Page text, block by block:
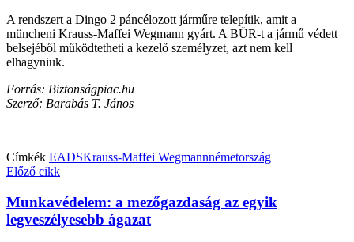
A rendszert a Dingo 2 páncélozott járműre telepítik, amit a
müncheni Krauss-Maffei Wegmann gyárt. A BÜR-t a jármű védett
belsejéből működtetheti a kezelő személyzet, azt nem kell
elhagyniuk.
Forrás: Biztonságpiac.hu
Szerző: Barabás T. János
Címkék EADSKrauss-Maffei Wegmannnémetország
Előző cikk
Munkavédelem: a mezőgazdaság az egyik
legveszélyesebb ágazat